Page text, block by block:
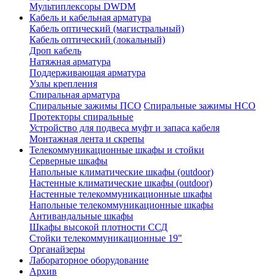
Мультиплексоры DWDM
Кабель и кабельная арматура
Кабель оптический (магистральный)
Кабель оптический (локальный)
Дроп кабель
Натяжная арматура
Поддерживающая арматура
Узлы крепления
Спиральная арматура
Спиральные зажимы ПСО Спиральные зажимы НСО
Протекторы спиральные
Устройство для подвеса муфт и запаса кабеля
Монтажная лента и скрепы
Телекоммуникационные шкафы и стойки
Серверные шкафы
Напольные климатические шкафы (outdoor)
Настенные климатические шкафы (outdoor)
Настенные телекоммуникационные шкафы
Напольные телекоммуникационные шкафы
Антивандальные шкафы
Шкафы высокой плотности ССД
Стойки телекоммуникационные 19"
Органайзеры
Лабораторное оборудование
Архив